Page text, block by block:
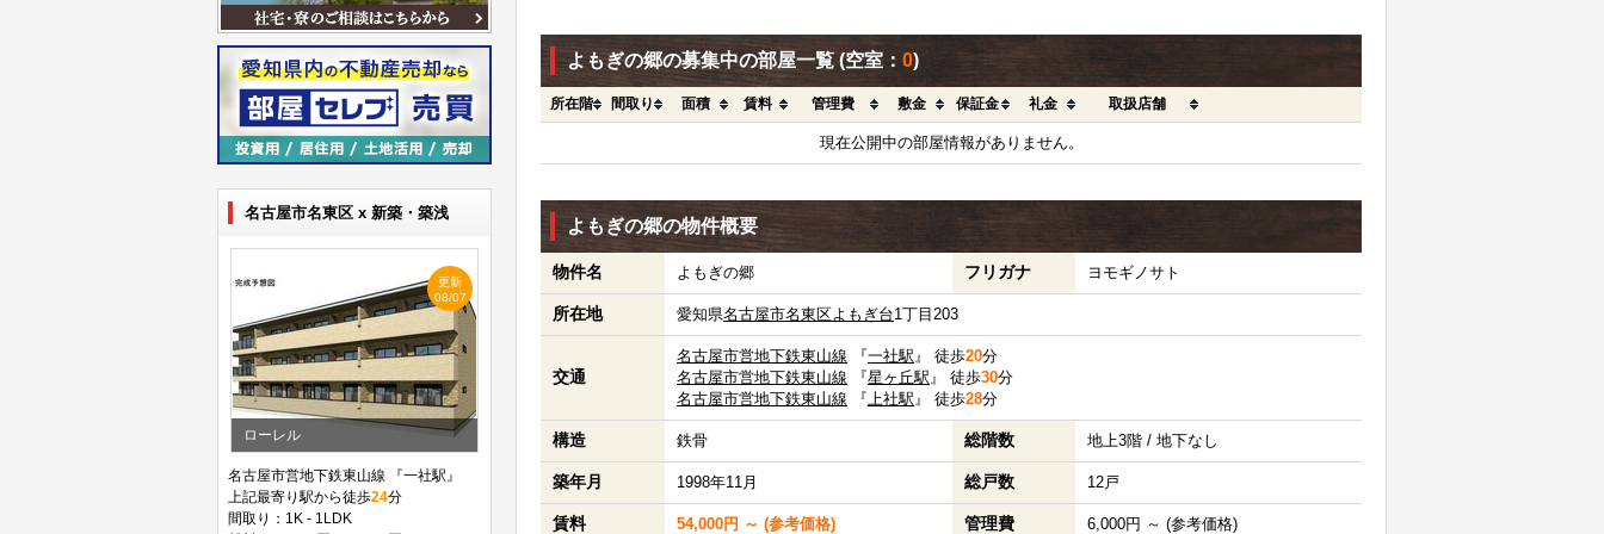
名古屋市名東区 x 新築・築浅
更新
08/07
ローレル
名古屋市営地下鉄東山線 『一社駅』
上記最寄り駅から徒歩24分
間取り：1K - 1LDK
よもぎの郷の募集中の部屋一覧 (空室： 0)
所在階 間取り 面積 賃料 管理費 敷金 保証金 礼金 取扱店舗
現在公開中の部屋情報がありません。
よもぎの郷の物件概要
物件名 よもぎの郷 フリガナ ヨモギノサト
所在地 愛知県名古屋市名東区よもぎ台1丁目203
交通
名古屋市営地下鉄東山線 『一社駅』 徒歩20分
名古屋市営地下鉄東山線 『星ヶ丘駅』 徒歩30分
名古屋市営地下鉄東山線 『上社駅』 徒歩28分
構造 鉄骨 総階数 地上3階 / 地下なし
築年月 1998年11月 総戸数 12戸
賃料 54,000円 ～ (参考価格) 管理費 6,000円 ～ (参考価格)